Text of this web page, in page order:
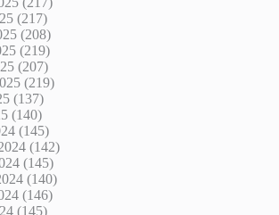
(217)
(208)
(219)
(207)
(219)
(137)
(140)
(145)
(142)
(145)
(140)
(146)
(145)